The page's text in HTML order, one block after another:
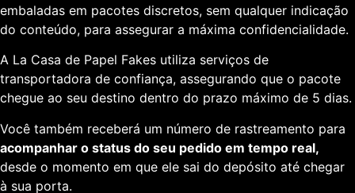
embaladas em pacotes discretos, sem qualquer indicação
do conteúdo, para assegurar a máxima confidencialidade.
A La Casa de Papel Fakes utiliza serviços de
transportadora de confiança, assegurando que o pacote
chegue ao seu destino dentro do prazo máximo de 5 dias.
Você também receberá um número de rastreamento para
acompanhar o status do seu pedido em tempo real,
desde o momento em que ele sai do depósito até chegar
à sua porta.